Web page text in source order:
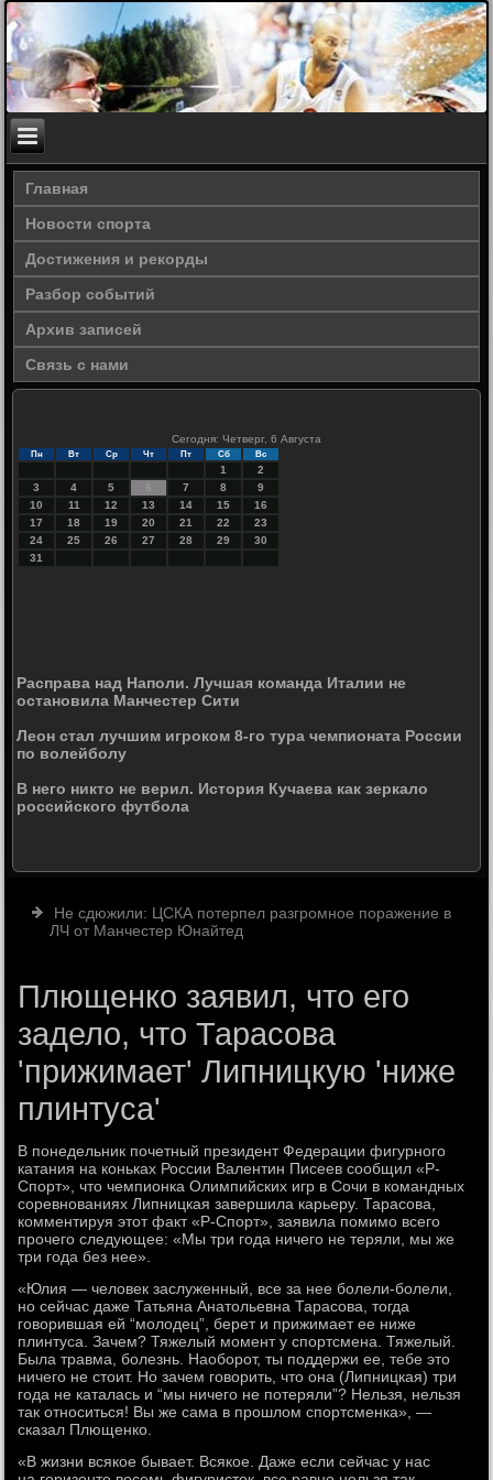
Главная
Новости спорта
Достижения и рекорды
Разбор событий
Архив записей
Связь с нами
Сегодня: Четверг, 6 Августа
Пн Вт Ср Чт Пт Сб Вс
1
2
3
4 5 6 7 8
9
10
11 12 13 14 15
16
17
18 19 20 21 22
23
24
25 26 27 28 29
30
31
Расправа над Наполи. Лучшая команда Италии не
остановила Манчестер Сити
Леон стал лучшим игроком 8-го тура чемпионата России
по волейболу
В него никто не верил. История Кучаева как зеркало
российского футбола
Не сдюжили: ЦСКА потерпел разгромное поражение в
ЛЧ от Манчестер Юнайтед
Плющенко заявил, что его
задело, что Тарасова
'прижимает' Липницкую 'ниже
плинтуса'
В понедельник почетный президент Федерации фигурного
катания на коньках России Валентин Писеев сообщил «Р-
Спорт», что чемпионка Олимпийских игр в Сочи в командных
соревнованиях Липницкая завершила карьеру. Тарасова,
комментируя этот факт «Р-Спорт», заявила помимо всего
прочего следующее: «Мы три года ничего не теряли, мы же
три года без нее».
«Юлия — человек заслуженный, все за нее болели-болели,
но сейчас даже Татьяна Анатольевна Тарасова, тогда
говорившая ей “молодец”, берет и прижимает ее ниже
плинтуса. Зачем? Тяжелый момент у спортсмена. Тяжелый.
Была травма, болезнь. Наоборот, ты поддержи ее, тебе это
ничего не стоит. Но зачем говорить, что она (Липницкая) три
года не каталась и “мы ничего не потеряли”? Нельзя, нельзя
так относиться! Вы же сама в прошлом спортсменка», —
сказал Плющенко.
«В жизни всякое бывает. Всякое. Даже если сейчас у нас